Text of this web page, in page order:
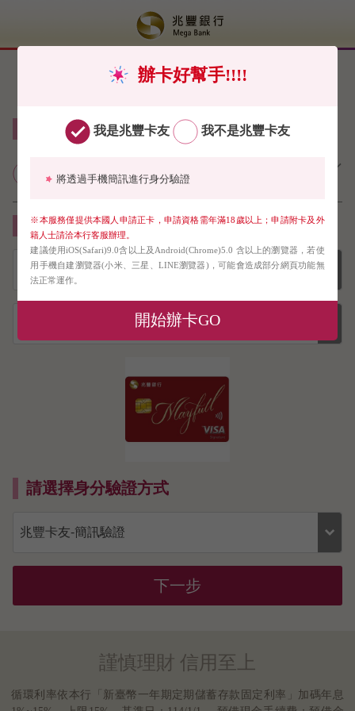
線上申請信用卡免郵寄（限申請正卡）
約約定條款
請下拉選單選擇您要申請的信用卡
請選擇身分驗證方式
下一步
謹慎理財 信用至上
循環利率依本行「新臺幣一年期定期儲蓄存款固定利率」加碼年息
辦卡好幫手!!!!
我是兆豐卡友 我不是兆豐卡友
將透過手機簡訊進行身分驗證
※本服務僅提供本國人申請正卡，申請資格需年滿18歲以上；申請附卡及外
籍人士請洽本行客服辦理。
建議使用iOS(Safari)9.0含以上及Android(Chrome)5.0 含以上的瀏覽器，若使
用手機自建瀏覽器(小米、三星、LINE瀏覽器)，可能會造成部分網頁功能無
法正常運作。
開始辦卡GO